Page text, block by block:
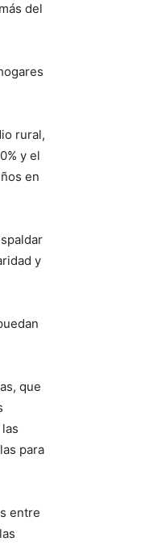
del
rural,
y el
en
y
que
para
entre